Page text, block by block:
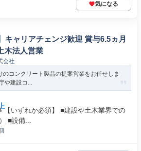
気になる
キャリアチェンジ歓迎 賞与6.5ヵ月
木法人営業
会社
のコンクリート製品の提案営業をお任せしま
や建設コ...
【いずれか必須】 ■建設や土木業界での
■設備...